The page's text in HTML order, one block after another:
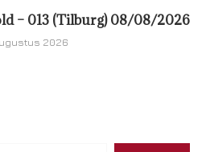
– 013 (Tilburg) 08/08/2026
2026